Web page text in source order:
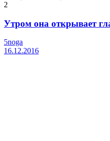
2
Утром она открывает
5noga
16.12.2016